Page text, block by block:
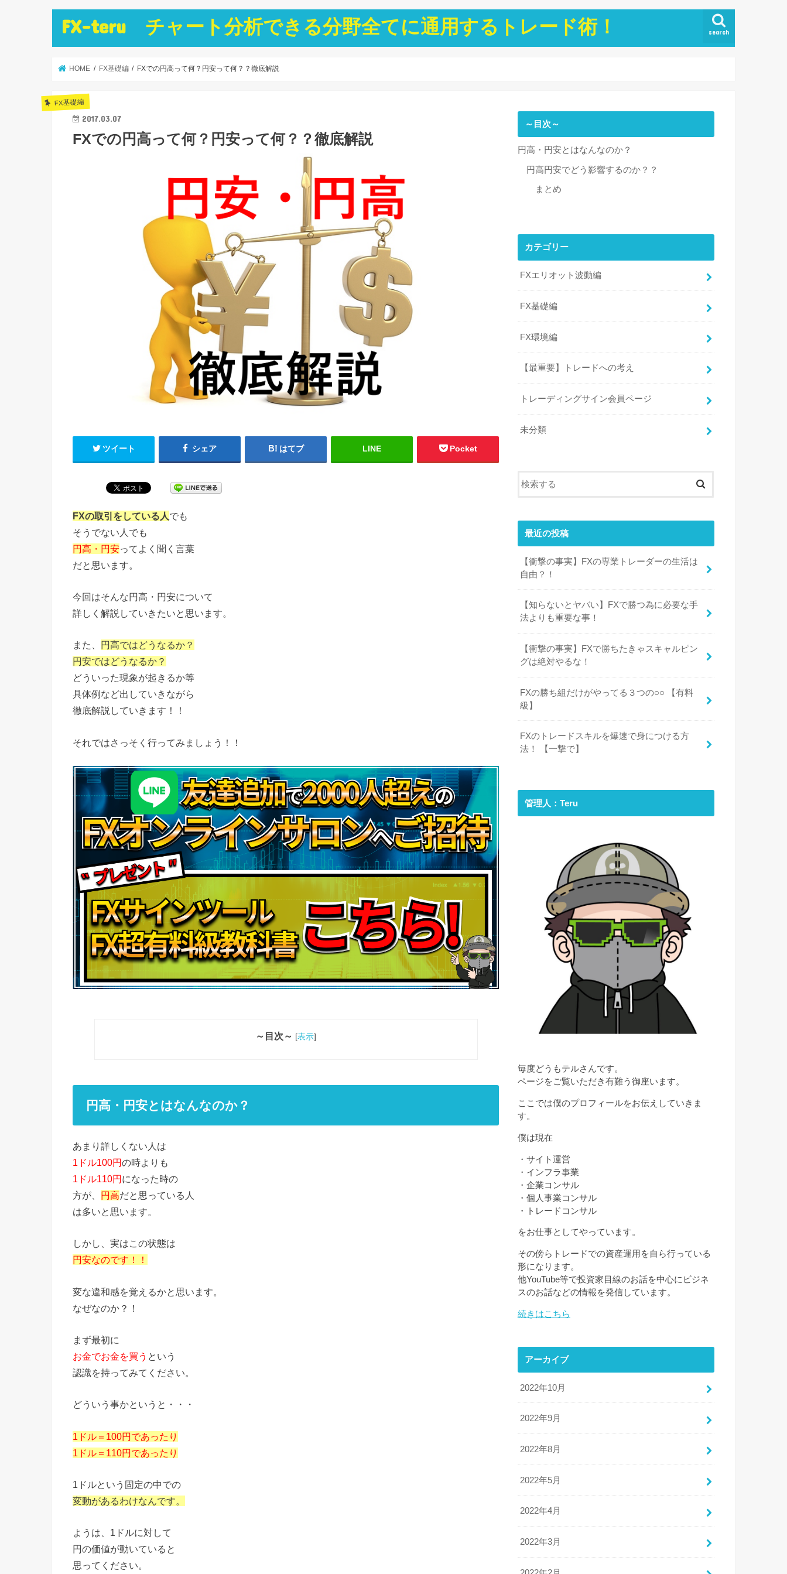
FX-teru チャート分析できる分野全てに通用するトレード術！ search
HOME FX基礎編 FXでの円高って何？円安って何？？徹底解説
FX基礎編
2017.03.07
FXでの円高って何？円安って何？？徹底解説
ツイート シェア はてブ LINE Pocket
FXの取引をしている人でも
そうでない人でも
円高・円安ってよく聞く言葉
だと思います。
今回はそんな円高・円安について
詳しく解説していきたいと思います。
また、
円高ではどうなるか？
円安ではどうなるか？
どういった現象が起きるか等
具体例など出していきながら
徹底解説していきます！！
それではさっそく行ってみましょう！！
～目次～ [表示]
円高・円安とはなんなのか？
あまり詳しくない人は
1ドル100円の時よりも
1ドル110円になった時の
方が、 円高だと思っている人
は多いと思います。
しかし、実はこの状態は
円安なのです！！
変な違和感を覚えるかと思います。
なぜなのか？！
まず最初に
お金でお金を買う という
認識を持ってみてください。
どういう事かというと・・・
1ドル＝100円であったり
1ドル＝110円であったり
1ドルという固定の中での
変動があるわけなんです。
ようは、1ドルに対して
円の価値が動いていると
思ってください。
～目次～
円高・円安とはなんなのか？
円高円安でどう影響するのか？？
まとめ
カテゴリー
FXエリオット波動編
FX基礎編
FX環境編
【最重要】トレードへの考え
トレーディングサイン会員ページ
未分類
最近の投稿
【衝撃の事実】FXの専業トレーダーの生活は
自由？！
【知らないとヤバい】FXで勝つ為に必要な手
法よりも重要な事！
【衝撃の事実】FXで勝ちたきゃスキャルピン
グは絶対やるな！
FXの勝ち組だけがやってる３つの○○ 【有料
級】
FXのトレードスキルを爆速で身につける方
法！ 【一撃で】
管理人：Teru
毎度どうもテルさんです。
ページをご覧いただき有難う御座います。
ここでは僕のプロフィールをお伝えしていきま
す。
僕は現在
・サイト運営
・インフラ事業
・企業コンサル
・個人事業コンサル
・トレードコンサル
をお仕事としてやっています。
その傍らトレードでの資産運用を自ら行っている
形になります。
他YouTube等で投資家目線のお話を中心にビジネ
スのお話などの情報を発信しています。
続きはこちら
アーカイブ
2022年10月
2022年9月
2022年8月
2022年5月
2022年4月
2022年3月